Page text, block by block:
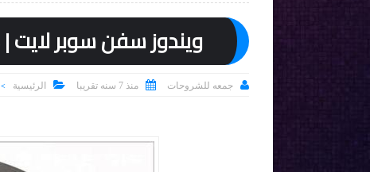
ويندوز سفن سوبر لايت | Windows 7 Super Lite x64 | ابريل 2019
 جمعه للشروحات  منذ 7 سنه تقريبا  الرئيسية >